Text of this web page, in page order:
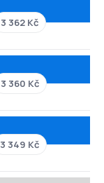
3 362 Kč
3 360 Kč
3 349 Kč